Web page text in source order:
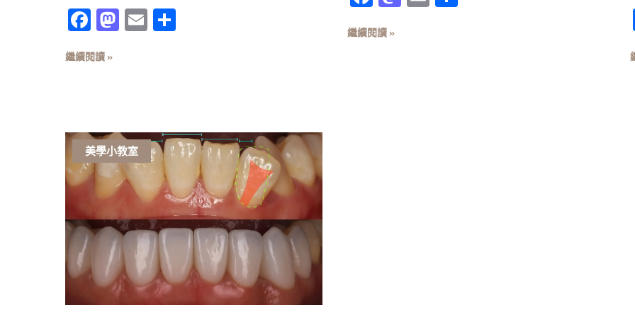
Facebook
Mastodon
Email
繼續閱讀 »
繼續閱讀 »
美學小教室